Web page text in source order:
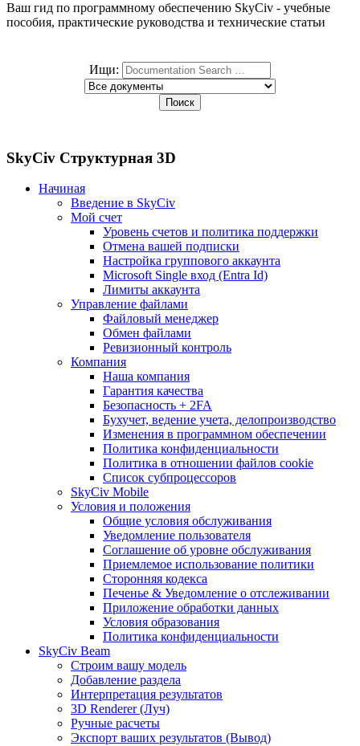
Ваш гид по программному обеспечению SkyCiv - учебные
пособия, практические руководства и технические статьи
Ищи:
SkyCiv Структурная 3D
Начиная
Введение в SkyCiv
Мой счет
Уровень счетов и политика поддержки
Отмена вашей подписки
Настройка группового аккаунта
Microsoft Single вход (Entra Id)
Лимиты аккаунта
Управление файлами
Файловый менеджер
Обмен файлами
Ревизионный контроль
Компания
Наша компания
Гарантия качества
Безопасность + 2FA
Бухучет, ведение учета, делопроизводство
Изменения в программном обеспечении
Политика конфиденциальности
Политика в отношении файлов cookie
Список субпроцессоров
SkyCiv Mobile
Условия и положения
Общие условия обслуживания
Уведомление пользователя
Соглашение об уровне обслуживания
Приемлемое использование политики
Сторонняя кодекса
Печенье & Уведомление о отслеживании
Приложение обработки данных
Условия образования
Политика конфиденциальности
SkyCiv Beam
Строим вашу модель
Добавление раздела
Интерпретация результатов
3D Renderer (Луч)
Ручные расчеты
Экспорт ваших результатов (Вывод)